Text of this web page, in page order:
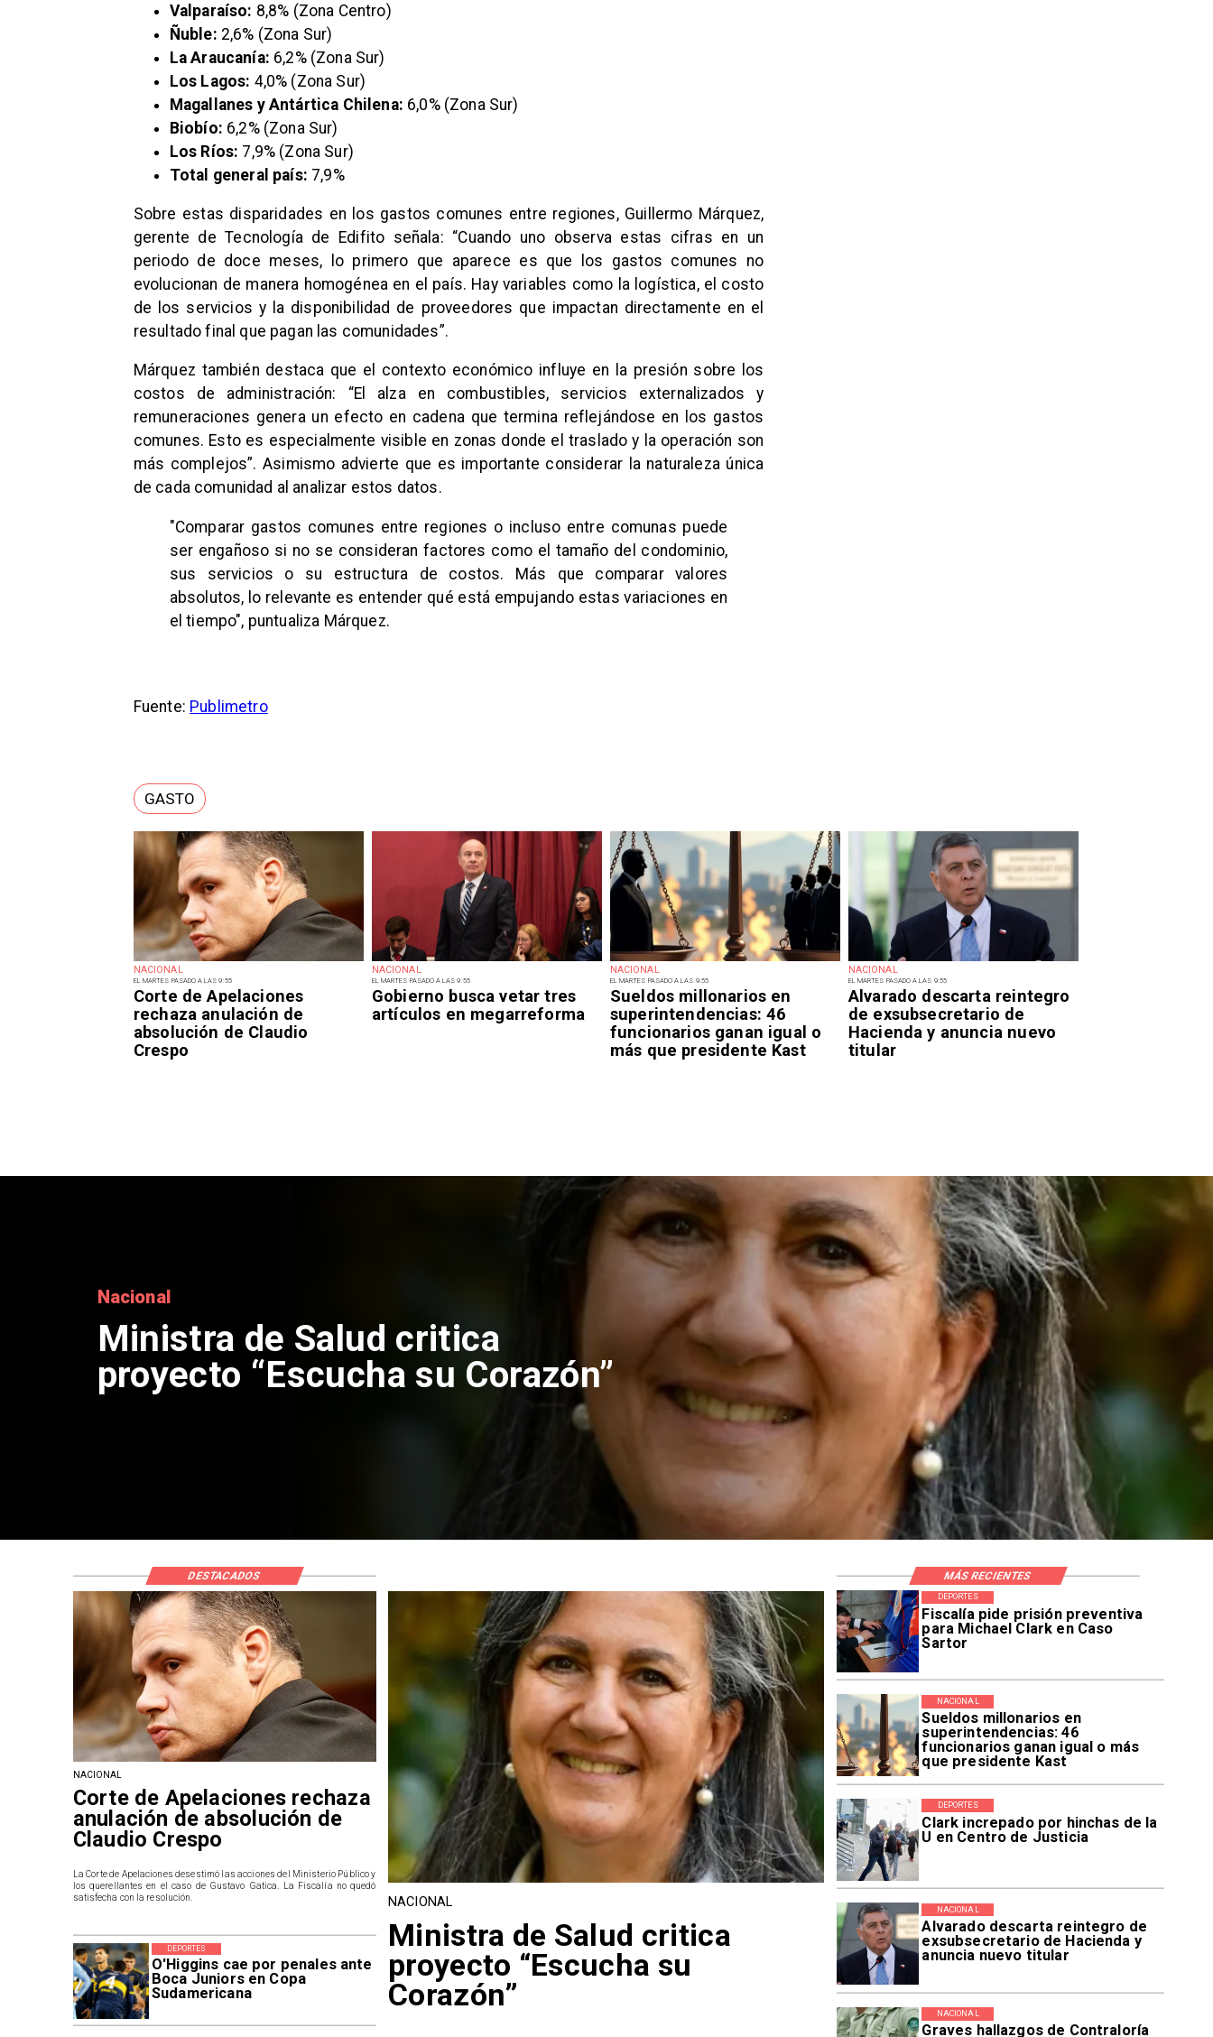
NACIONAL
EL MARTES PASADO A LAS 9:55
Corte de Apelaciones
rechaza anulación de
absolución de Claudio
Crespo
NACIONAL
EL MARTES PASADO A LAS 9:55
Gobierno busca vetar tres
artículos en megarreforma
NACIONAL
EL MARTES PASADO A LAS 9:55
Sueldos millonarios en
superintendencias: 46
funcionarios ganan igual o
más que presidente Kast
NACIONAL
EL MARTES PASADO A LAS 9:55
Alvarado descarta reintegro
de exsubsecretario de
Hacienda y anuncia nuevo
titular
Valparaíso: 8,8% (Zona Centro)
Ñuble: 2,6% (Zona Sur)
La Araucanía: 6,2% (Zona Sur)
Los Lagos: 4,0% (Zona Sur)
Magallanes y Antártica Chilena: 6,0% (Zona Sur)
Biobío: 6,2% (Zona Sur)
Los Ríos: 7,9% (Zona Sur)
Total general país: 7,9%
Sobre estas disparidades en los gastos comunes entre regiones, Guillermo Márquez,
gerente de Tecnología de Edifito señala: “Cuando uno observa estas cifras en un
periodo de doce meses, lo primero que aparece es que los gastos comunes no
evolucionan de manera homogénea en el país. Hay variables como la logística, el costo
de los servicios y la disponibilidad de proveedores que impactan directamente en el
resultado final que pagan las comunidades”.
Márquez también destaca que el contexto económico influye en la presión sobre los
costos de administración: “El alza en combustibles, servicios externalizados y
remuneraciones genera un efecto en cadena que termina reflejándose en los gastos
comunes. Esto es especialmente visible en zonas donde el traslado y la operación son
más complejos”. Asimismo advierte que es importante considerar la naturaleza única
de cada comunidad al analizar estos datos.
"Comparar gastos comunes entre regiones o incluso entre comunas puede
ser engañoso si no se consideran factores como el tamaño del condominio,
sus servicios o su estructura de costos. Más que comparar valores
absolutos, lo relevante es entender qué está empujando estas variaciones en
el tiempo", puntualiza Márquez.
Fuente: Publimetro
GASTO
Nacional
Ministra de Salud critica
proyecto “Escucha su Corazón”
Fiscalía pide prisión preventiva
para Michael Clark en Caso
Sartor
DEPORTES
Sueldos millonarios en
superintendencias: 46
funcionarios ganan igual o más
que presidente Kast
NACIONAL
Clark increpado por hinchas de la
U en Centro de Justicia
DEPORTES
Alvarado descarta reintegro de
exsubsecretario de Hacienda y
anuncia nuevo titular
NACIONAL
Graves hallazgos de Contraloría
NACIONAL
O'Higgins cae por penales ante
Boca Juniors en Copa
Sudamericana
DEPORTES
NACIONAL
Corte de Apelaciones rechaza
anulación de absolución de
Claudio Crespo
La Corte de Apelaciones desestimó las acciones del Ministerio Público y
los querellantes en el caso de Gustavo Gatica. La Fiscalía no quedó
satisfecha con la resolución.
NACIONAL
Ministra de Salud critica
proyecto “Escucha su
Corazón”
DESTACADOS MÁS RECIENTES